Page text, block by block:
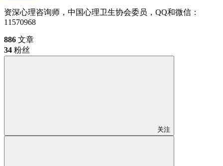
资深心理咨询师，中国心理卫生协会委员，QQ和微信：
11570968
886 文章
34 粉丝
关注